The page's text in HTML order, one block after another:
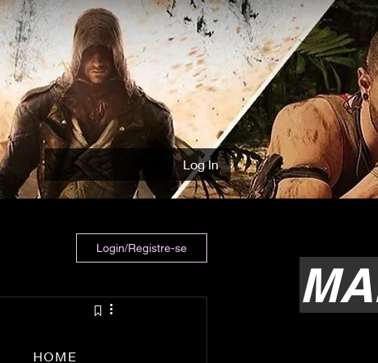
Log In
Login/Registre-se
HOME